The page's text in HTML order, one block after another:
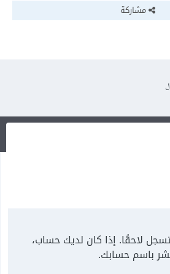
مشاركة
لاحقًا. إذا كان لديك حساب،
باسم حسابك.